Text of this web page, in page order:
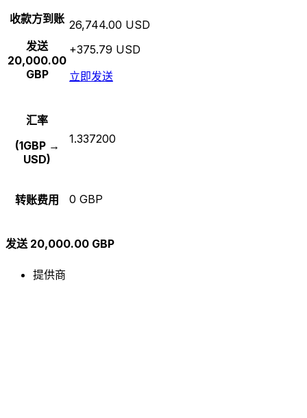
收款方到账
发送
20,000.00
GBP
26,744.00 USD
+375.79 USD
立即发送
汇率
(1GBP →
USD)
1.337200
转账费用 0 GBP
发送 20,000.00 GBP
提供商